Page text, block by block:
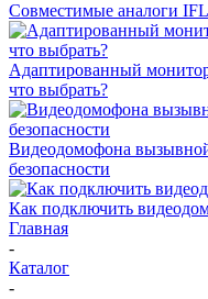
Совместимые аналоги
Адаптированный
что выбрать?
Видеодомофона
безопасности
Как подключить
Главная
-
Каталог
-